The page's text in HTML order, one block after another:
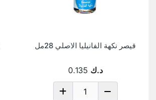
قيصر نكهة الفانيليا الاصلي 28مل
د.ك 0.135